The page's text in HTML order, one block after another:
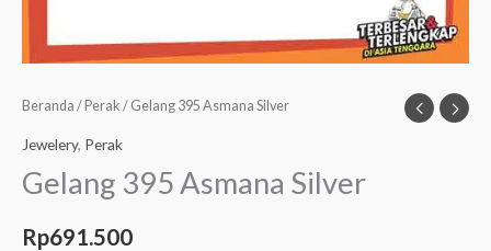
Beranda / Perak / Gelang 395 Asmana Silver
Jewelery, Perak
Gelang 395 Asmana Silver
Rp691.500